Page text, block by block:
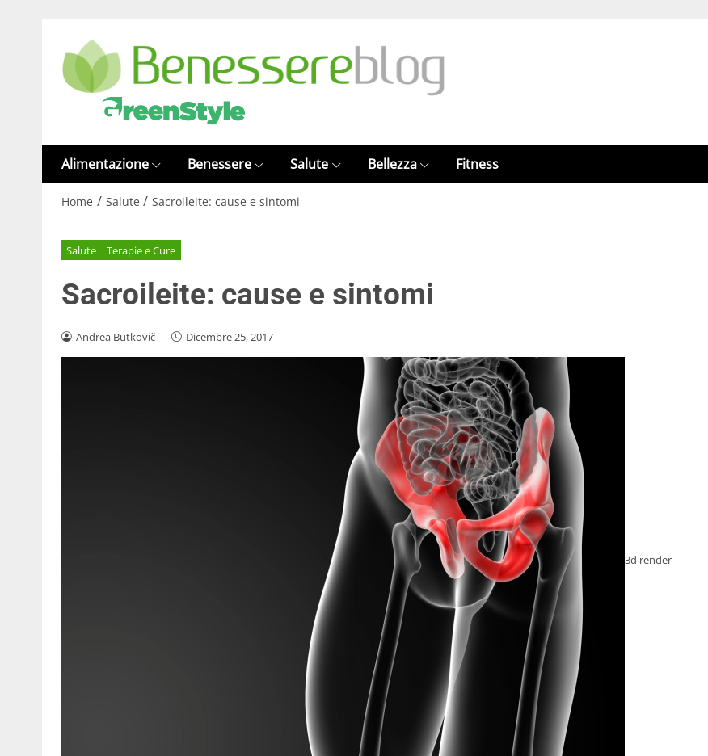
Alimentazione Benessere Salute Bellezza Fitness
Home / Salute / Sacroileite: cause e sintomi
Salute Terapie e Cure
Sacroileite: cause e sintomi
Andrea Butkovič - Dicembre 25, 2017
3d render